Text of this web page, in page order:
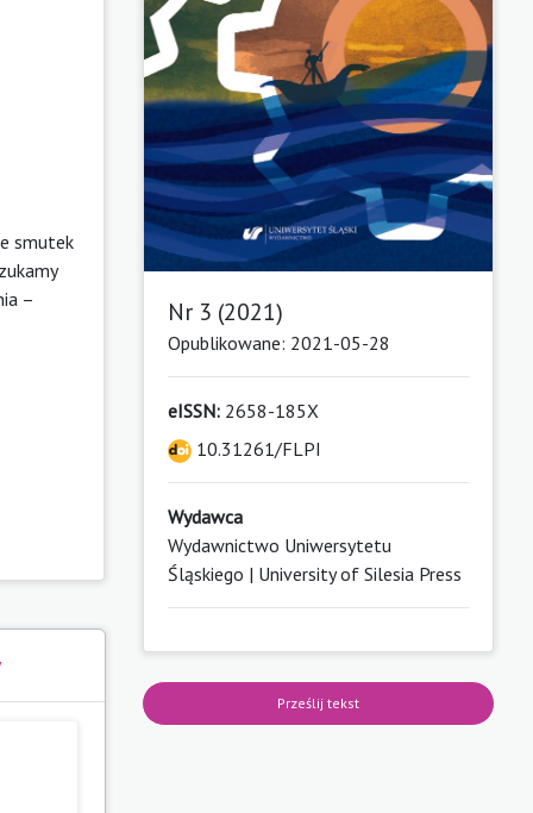
smutek
–
Nr 3 (2021)
Opublikowane: 2021-05-28
eISSN:2658-185X
10.31261/FLPI
Wydawca
Wydawnictwo Uniwersytetu
Śląskiego | University of Silesia Press
Prześlij tekst